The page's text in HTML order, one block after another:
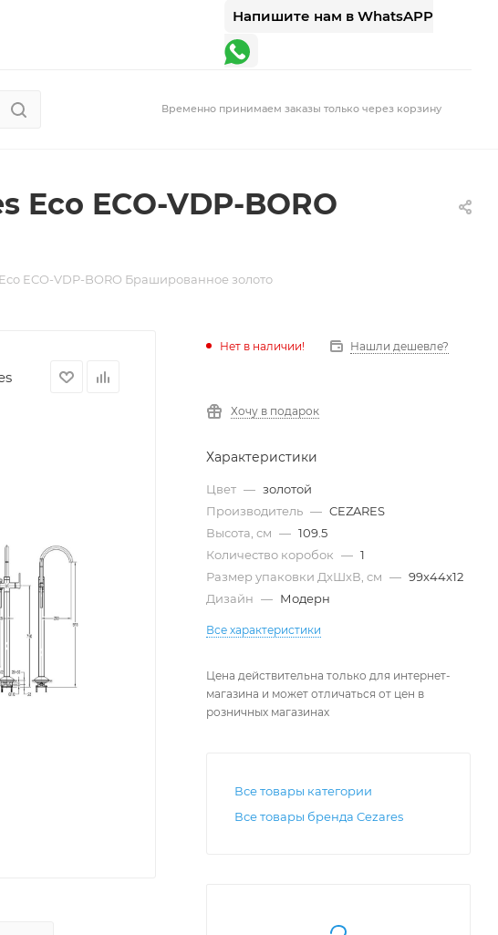
Напишите нам в WhatsAPP
Временно принимаем заказы только через корзину
Eco ECO-VDP-BORO
ECO-VDP-BORO Брашированное золото
Нет в наличии! Нашли дешевле?
Хочу в подарок
Характеристики
Цвет — золотой
Производитель — CEZARES
Высота, см — 109.5
Количество коробок — 1
Размер упаковки ДxШxВ, см — 99x44x12
Дизайн — Модерн
Все характеристики
Цена действительна только для интернет-
магазина и может отличаться от цен в
розничных магазинах
Все товары категории
Все товары бренда Cezares